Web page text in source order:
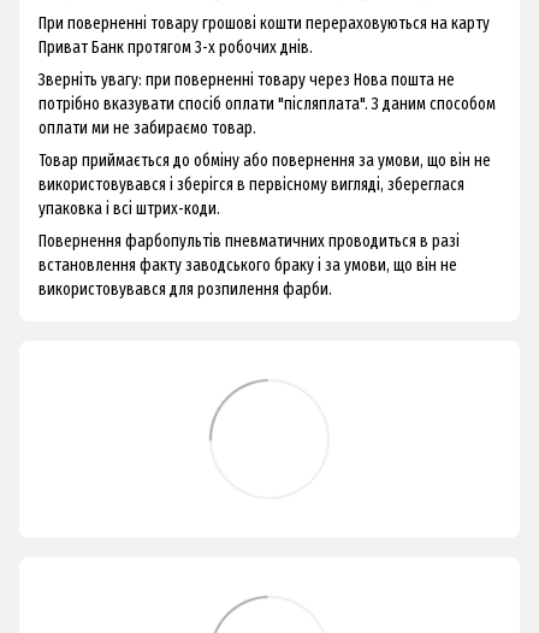
При поверненні товару грошові кошти перераховуються на карту
Приват Банк протягом 3-х робочих днів.
Зверніть увагу: при поверненні товару через Нова пошта не
потрібно вказувати спосіб оплати "післяплата". З даним способом
оплати ми не забираємо товар.
Товар приймається до обміну або повернення за умови, що він не
використовувався і зберігся в первісному вигляді, збереглася
упаковка і всі штрих-коди.
Повернення фарбопультів пневматичних проводиться в разі
встановлення факту заводського браку і за умови, що він не
використовувався для розпилення фарби.